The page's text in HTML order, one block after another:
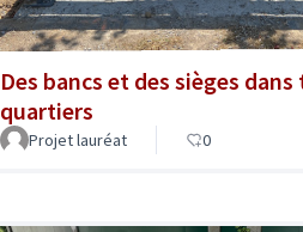
Des bancs et des sièges dans
quartiers
Projet lauréat 0